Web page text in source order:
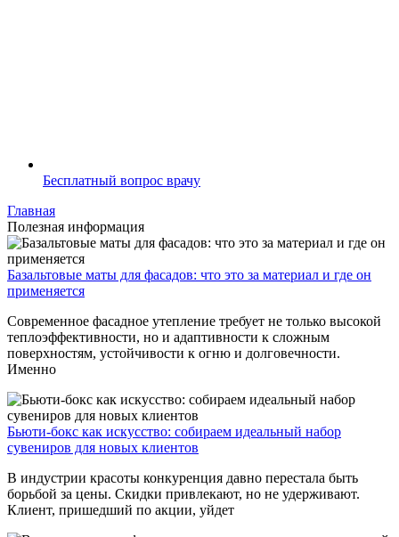
Бесплатный вопрос врачу
Главная
Полезная информация
Базальтовые маты для фасадов: что это за материал и где он
применяется
Современное фасадное утепление требует не только высокой
теплоэффективности, но и адаптивности к сложным
поверхностям, устойчивости к огню и долговечности.
Именно
Бьюти-бокс как искусство: собираем идеальный набор
сувениров для новых клиентов
В индустрии красоты конкуренция давно перестала быть
борьбой за цены. Скидки привлекают, но не удерживают.
Клиент, пришедший по акции, уйдет